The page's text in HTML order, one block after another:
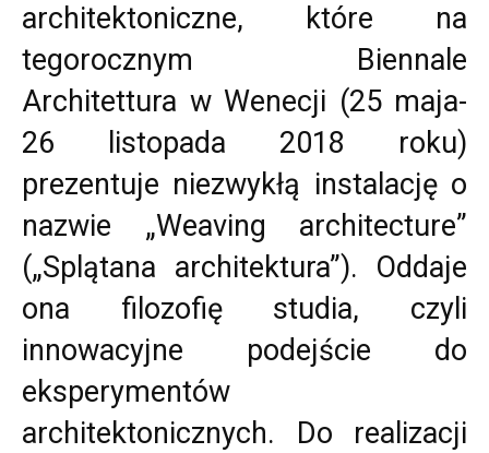
architektoniczne, które na
tegorocznym Biennale
Architettura w Wenecji (25 maja-
26 listopada 2018 roku)
prezentuje niezwykłą instalację o
nazwie „Weaving architecture”
(„Splątana architektura”). Oddaje
ona filozofię studia, czyli
innowacyjne podejście do
eksperymentów
architektonicznych. Do realizacji